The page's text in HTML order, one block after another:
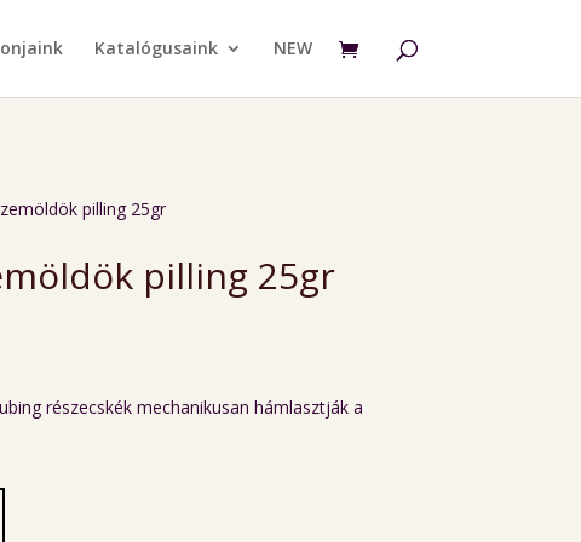
Katalógusaink NEW
pilling 25gr
pilling 25gr
Ft.
részecskék mechanikusan hámlasztják a